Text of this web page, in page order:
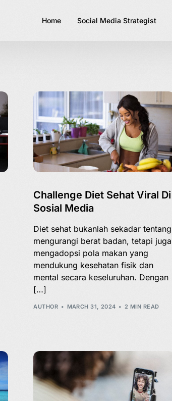
Home Social Media Strategist
Challenge Diet Sehat Viral Di
Sosial Media
Diet sehat bukanlah sekadar tentang
mengurangi berat badan, tetapi juga
mengadopsi pola makan yang
mendukung kesehatan fisik dan
mental secara keseluruhan. Dengan
[…]
AUTHOR MARCH 31, 2024 2 MIN READ